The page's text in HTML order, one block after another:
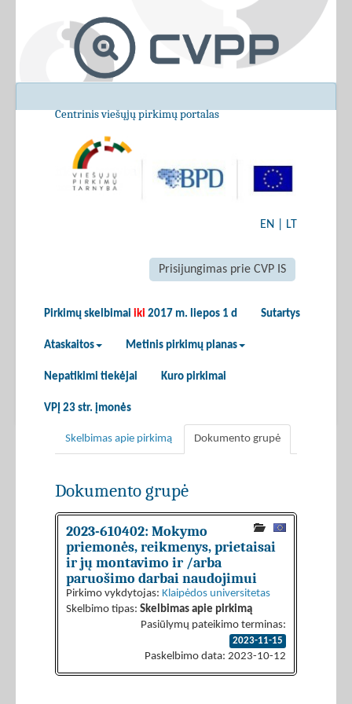
Centrinis viešųjų pirkimų portalas
EN LT
Prisijungimas prie CVP IS
Pirkimų skelbimai iki 2017 m. liepos 1 d Sutartys
Ataskaitos Metinis pirkimų planas
Nepatikimi tiekėjai Kuro pirkimai
VPĮ 23 str. įmonės
Skelbimas apie pirkimą Dokumento grupė
Dokumento grupė
2023-610402: Mokymo
priemonės, reikmenys, prietaisai
ir jų montavimo ir /arba
paruošimo darbai naudojimui
Pirkimo vykdytojas: Klaipėdos universitetas
Skelbimo tipas: Skelbimas apie pirkimą
Pasiūlymų pateikimo terminas:
2023-11-15
Paskelbimo data: 2023-10-12